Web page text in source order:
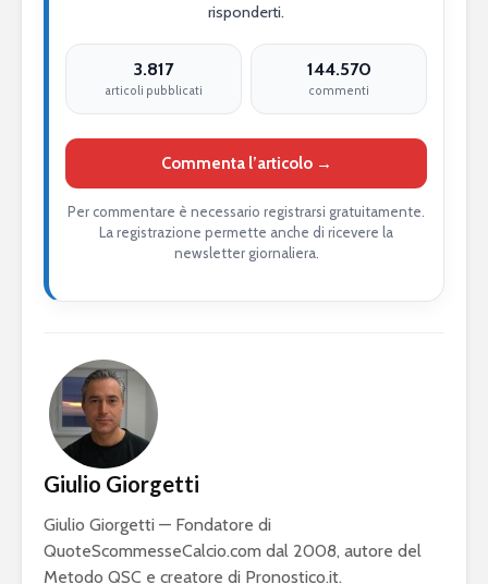
risponderti.
3.817
articoli pubblicati
144.570
commenti
Commenta l’articolo →
Per commentare è necessario registrarsi gratuitamente.
La registrazione permette anche di ricevere la
newsletter giornaliera.
Giulio Giorgetti
Giulio Giorgetti — Fondatore di
QuoteScommesseCalcio.com dal 2008, autore del
Metodo QSC e creatore di Pronostico.it.